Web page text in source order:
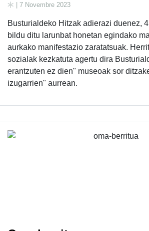
| 7 Novembre 2023
Busturialdeko Hitzak adierazi duenez,
bildu ditu larunbat honetan egindako
aurkako manifestazio zaratatsuak.
sozialak kezkatuta agertu dira
erantzuten ez dien" museoak sor
izugarrien" aurrean.